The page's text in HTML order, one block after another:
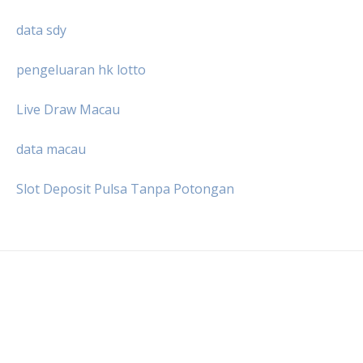
data sdy
pengeluaran hk lotto
Live Draw Macau
data macau
Slot Deposit Pulsa Tanpa Potongan